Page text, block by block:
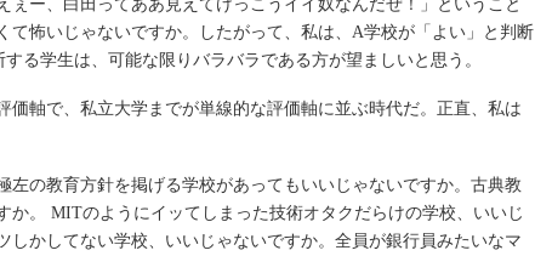
ぇー、白田ってああ見えてけっこうイイ奴なんだぜ！」ということ
て怖いじゃないですか。したがって、私は、A学校が「よい」と判断
る学生は、可能な限りバラバラである方が望ましいと思う。
価軸で、私立大学までが単線的な評価軸に並ぶ時代だ。正直、私は
左の教育方針を掲げる学校があってもいいじゃないですか。古典教
か。 MITのようにイッてしまった技術オタクだらけの学校、いいじ
しかしてない学校、いいじゃないですか。全員が銀行員みたいなマ